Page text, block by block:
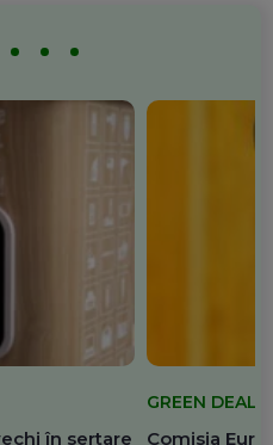
în sertare
GREEN DEAL
Comisia